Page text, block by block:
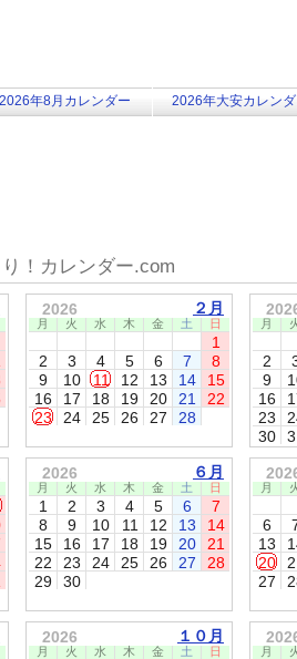
2026年8月カレンダー 2026年大安カレン
！カレンダー.com
2026 ２月
月 火 水 木 金 土 日
1
2
3 4 5 6 7
8
9
10 11 12 13 14
15
16
17 18 19 20 21
22
23
24 25 26 27 28
月
2
9
16
23
30
2026 ６月
月 火 水 木 金 土 日
1 2 3 4 5 6
7
8
9 10 11 12 13
14
15
16 17 18 19 20
21
22
23 24 25 26 27
28
29
30
月
6
13
20
27
2026 １０月
月 火 水 木 金 土 日 月